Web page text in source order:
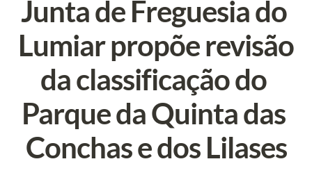
Junta de Freguesia do
Lumiar propõe revisão
da classificação do
Parque da Quinta das
Conchas e dos Lilases